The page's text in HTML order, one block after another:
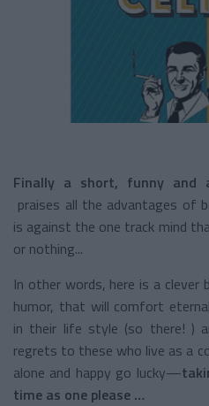
Finally a short, funny and
praises all the advantages of
is against the one track mind
or nothing...
In other words, here is a
humor, that will comfort
in their life style (so there! )
regrets to these who live as a
alone and happy go lucky—
time as one please …